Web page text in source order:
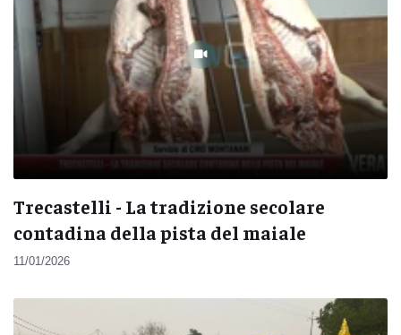
Trecastelli - La tradizione secolare
contadina della pista del maiale
11/01/2026